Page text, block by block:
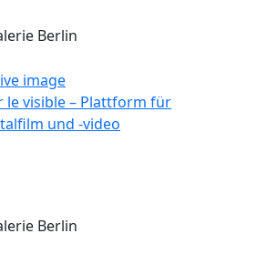
Berlin
le visible – Plattform für
und -video
Berlin